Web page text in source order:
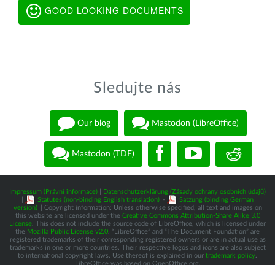
GOOD LOOKING DOCUMENTS
Sledujte nás
Our blog Mastodon (LibreOffice)
Mastodon (TDF)
Impressum (Právní informace)
Datenschutzerklärung (Zásady ochrany osobních údajů)
Statutes (non-binding English translation) -
Satzung (binding German
version)
| Copyright information: Unless otherwise specified, all text and images on
this website are licensed under the Creative Commons Attribution-Share Alike 3.0
License . This does not include the source code of LibreOffice, which is licensed under
the Mozilla Public License v2.0 . “LibreOffice” and “The Document Foundation” are
registered trademarks of their corresponding registered owners or are in actual use as
trademarks in one or more countries. Their respective logos and icons are also subject
to international copyright laws. Use thereof is explained in our trademark policy
LibreOffice was based on OpenOffice.org.